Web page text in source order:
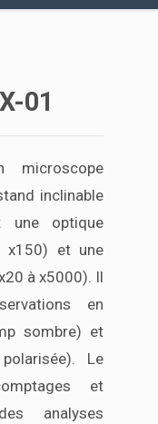
01
microscope
inclinable
une optique
x150) et une
à x5000). Il
en
sombre) et
Le
et
analyses